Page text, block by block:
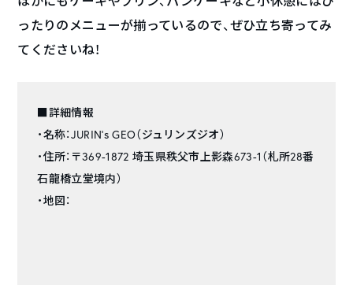
ったりのメニューが揃っているので、ぜひ立ち寄ってみ
てくださいね！
■詳細情報
・名称：JURIN’s GEO（ジュリンズジオ）
・住所：〒369-1872 埼玉県秩父市上影森673-1（札所28番
石龍橋立堂境内）
・地図：